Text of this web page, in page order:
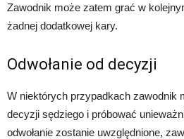
Zawodnik może zatem grać w
żadnej dodatkowej kary.
Odwołanie od decyzji
W niektórych przypadkach zawodnik
decyzji sędziego i próbować
odwołanie zostanie uwzględnione,